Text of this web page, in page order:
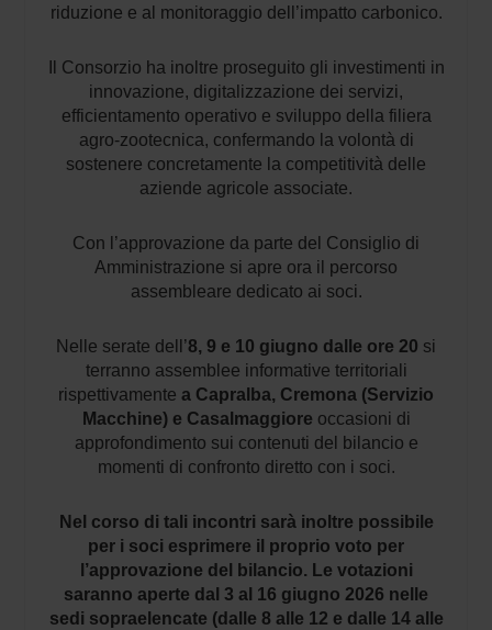
riduzione e al monitoraggio dell’impatto carbonico.
Il Consorzio ha inoltre proseguito gli investimenti in
innovazione, digitalizzazione dei servizi,
efficientamento operativo e sviluppo della filiera
agro-zootecnica, confermando la volontà di
sostenere concretamente la competitività delle
aziende agricole associate.
Con l’approvazione da parte del Consiglio di
Amministrazione si apre ora il percorso
assembleare dedicato ai soci.
Nelle serate dell’8, 9 e 10 giugno dalle ore 20 si
terranno assemblee informative territoriali
rispettivamente a Capralba, Cremona (Servizio
Macchine) e Casalmaggiore occasioni di
approfondimento sui contenuti del bilancio e
momenti di confronto diretto con i soci.
Nel corso di tali incontri sarà inoltre possibile
per i soci esprimere il proprio voto per
l’approvazione del bilancio. Le votazioni
saranno aperte dal 3 al 16 giugno 2026 nelle
sedi sopraelencate (dalle 8 alle 12 e dalle 14 alle